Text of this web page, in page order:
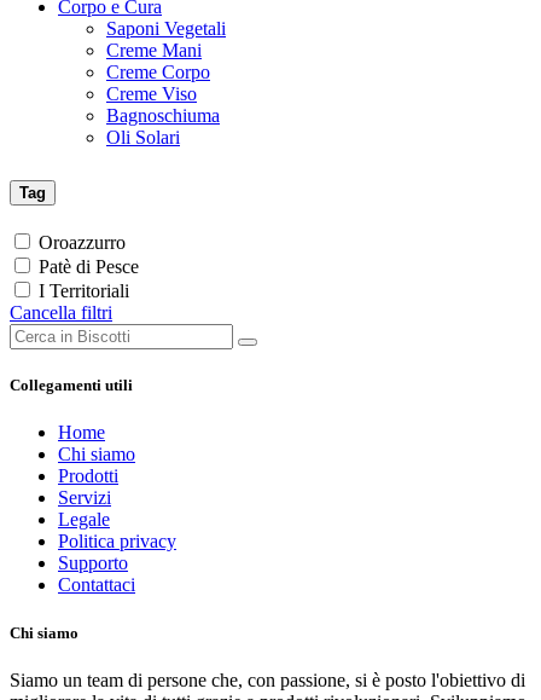
Corpo e Cura
Saponi Vegetali
Creme Mani
Creme Corpo
Creme Viso
Bagnoschiuma
Oli Solari
Tag
Oroazzurro
Patè di Pesce
I Territoriali
Cancella filtri
Collegamenti utili
Home
Chi siamo
Prodotti
Servizi
Legale
Politica privacy
Supporto
Contattaci
Chi siamo
Siamo un team di persone che, con passione, si è posto l'obiettivo di